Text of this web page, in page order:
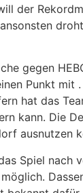
der
gegen
Punkt mit
hat das
kann. Die
ausnutzen
Spiel nach